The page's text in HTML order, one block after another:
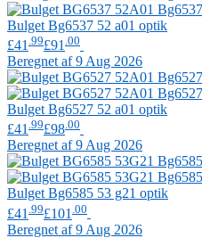
Bulget Bg6537 52 a01 optik
£41 .99£91 .00
Beregnet af 9 Aug 2026
Bulget Bg6527 52 a01 optik
£41 .99£98 .00
Beregnet af 9 Aug 2026
Bulget Bg6585 53 g21 optik
£41 .99£101 .00
Beregnet af 9 Aug 2026